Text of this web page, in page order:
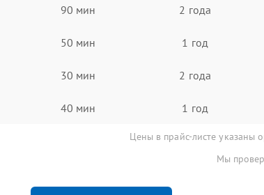
90 мин 2 года
50 мин 1 год
30 мин 2 года
40 мин 1 год
Цены в прайс-листе указаны
Мы